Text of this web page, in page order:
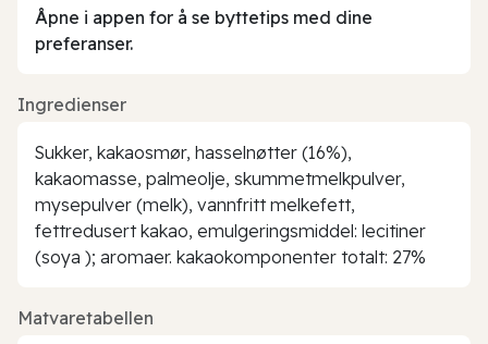
Åpne i appen for å se byttetips med dine
preferanser.
Ingredienser
Sukker, kakaosmør, hasselnøtter (16%),
kakaomasse, palmeolje, skummetmelkpulver,
mysepulver (melk), vannfritt melkefett,
fettredusert kakao, emulgeringsmiddel: lecitiner
(soya ); aromaer. kakaokomponenter totalt: 27%
Matvaretabellen